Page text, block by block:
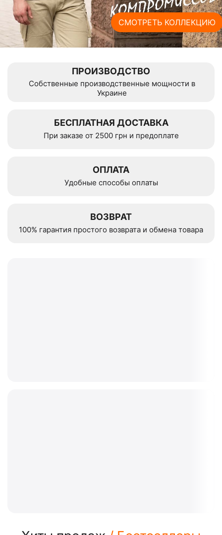
СМОТРЕТЬ КОЛЛЕКЦИЮ
ПРОИЗВОДСТВО
Собственные производственные мощности в
Украине
БЕСПЛАТНАЯ ДОСТАВКА
При заказе от 2500 грн и предоплате
ОПЛАТА
Удобные способы оплаты
ВОЗВРАТ
100% гарантия простого возврата и обмена товара